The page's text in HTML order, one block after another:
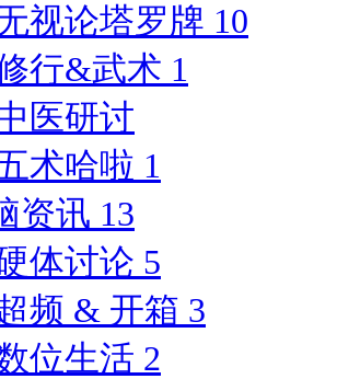
视论塔罗牌 10
行&武术 1
医研讨
术哈啦 1
资讯 13
体讨论 5
频 & 开箱 3
位生活 2